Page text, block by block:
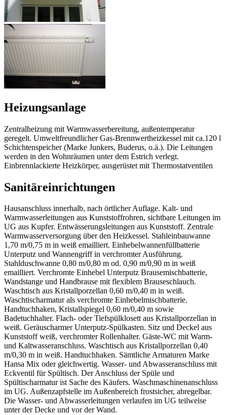
Heizungsanlage
Zentralheizung mit Warmwasserbereitung, außentemperatur
geregelt. Umweltfreundlicher Gas-Brennwertheizkessel mit ca.120 l
Schichtenspeicher (Marke Junkers, Buderus, o.ä.). Die Leitungen
werden in den Wohnräumen unter dem Estrich verlegt.
Einbrennlackierte Heizkörper, ausgerüstet mit Thermostatventilen
Sanitäreinrichtungen
Hausanschluss innerhalb, nach örtlicher Auflage. Kalt- und
Warmwasserleitungen aus Kunststoffrohren, sichtbare Leitungen im
UG aus Kupfer. Entwässerungsleitungen aus Kunststoff. Zentrale
Warmwasserversorgung über den Heizkessel. Stahleinbauwanne
1,70 m/0,75 m in weiß emailliert. Einhebelwannenfüllbatterie
Unterputz und Wannengriff in verchromter Ausführung.
Stahlduschwanne 0,80 m/0,80 m od. 0,90 m/0,90 m in weiß
emailliert. Verchromte Einhebel Unterputz Brausemischbatterie,
Wandstange und Handbrause mit flexiblem Brauseschlauch.
Waschtisch aus Kristallporzellan 0,60 m/0,40 m in weiß.
Waschtischarmatur als verchromte Einhebelmischbatterie.
Handtuchhaken, Kristallspiegel 0,60 m/0,40 m sowie
Badetuchhalter. Flach- oder Tiefspülklosett aus Kristallporzellan in
weiß. Geräuscharmer Unterputz-Spülkasten. Sitz und Deckel aus
Kunststoff weiß, verchromter Rollenhalter. Gäste-WC mit Warm-
und Kaltwasseranschluss. Waschtisch aus Kristallporzellan 0,40
m/0,30 m in weiß. Handtuchhaken. Sämtliche Armaturen Marke
Hansa Mix oder gleichwertig. Wasser- und Abwasseranschluss mit
Eckventil für Spültisch. Der Anschluss der Spüle und
Spültischarmatur ist Sache des Käufers. Waschmaschinenanschluss
im UG. Außenzapfstelle im Außenbereich frostsicher, abregelbar.
Die Wasser- und Abwasserleitungen verlaufen im UG teilweise
unter der Decke und vor der Wand.